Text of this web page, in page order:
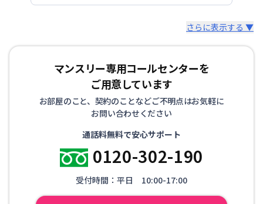
明和不動産のマンスリーマンションは、お部屋でご利用い
ただける無料インターネットを完備！ さらに、さまざま
なエリアに物件をご用意しており、通勤先や旅行などのご
計画に合わせてお選びいただけます！ お気軽にご相談く
さらに表示する ▼
マンスリー専用コールセンターを
ご用意しています
お部屋のこと、契約のことなどご不明点はお気軽に
お問い合わせください
通話料無料で安心サポート
0120-302-190
受付時間：平日 10:00-17:00